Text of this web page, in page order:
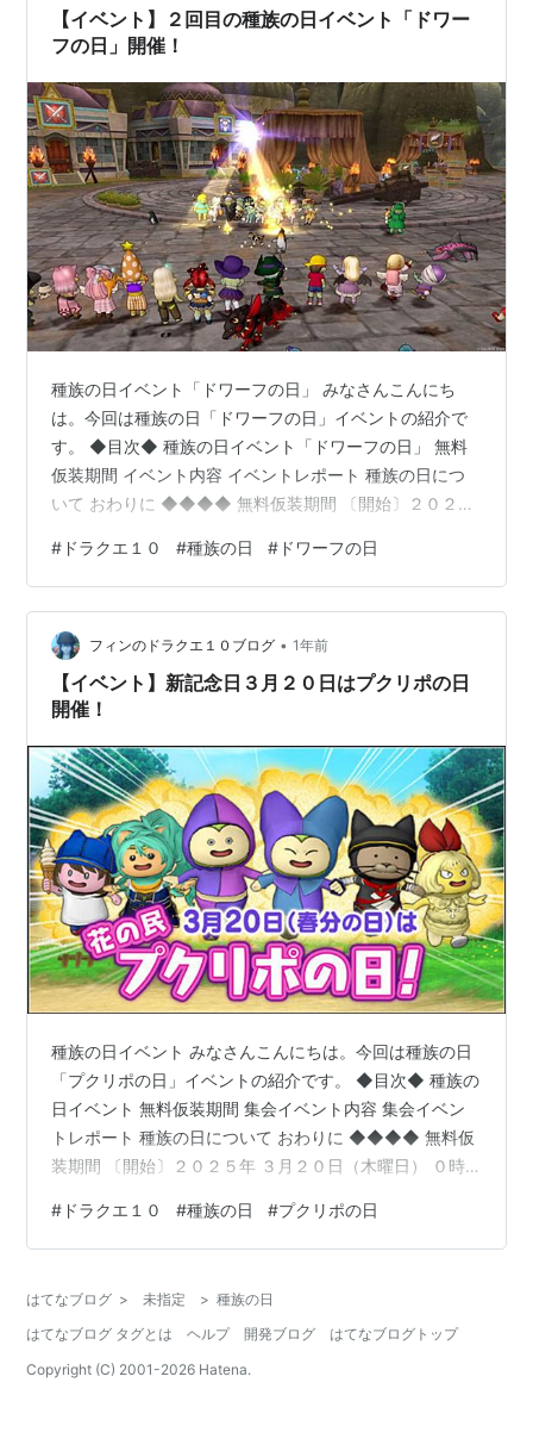
定の時間の特定の場所で集まろうと紹介されています。
特に決まったことをや…
【イベント】２回目の種族の日イベント「ドワー
フの日」開催！
種族の日イベント「ドワーフの日」 みなさんこんにち
は。今回は種族の日「ドワーフの日」イベントの紹介で
す。 ◆目次◆ 種族の日イベント「ドワーフの日」 無料
仮装期間 イベント内容 イベントレポート 種族の日につ
いて おわりに ◆◆◆◆ 無料仮装期間 〔開始〕２０２５
５月 ４日（日曜日）２３時５９分 ０時区切りで２４時間
の間だけ特定の所属の仮装メイクが無料で利用できま
す。 仮装メイクのかかっている時間は１２時間となりま
す。 イベント内容 仮装メイクが無料で利用可能な他特定
の時間の特定の場所で集まろうと紹介されています。 特
に決まったことをや…
# ドラクエ１０ #種族の日 # ドワーフの日
フィンのドラクエ１０ブログ • 1年前
【イベント】新記念日３月２０日はプクリポの日
開催！
種族の日イベント みなさんこんにちは。今回は種族の日
「プクリポの日」イベントの紹介です。 ◆目次◆ 種族の
日イベント 無料仮装期間 集会イベント内容 集会イベン
トレポート 種族の日について おわりに ◆◆◆◆ 無料仮
装期間 〔開始〕２０２５年 ３月２０日（木曜日） ０時
５９分 ０時区切りで２４時間の間だけ特定の所属の仮装
メイクが無料で利用できます。 仮装メイクのかかってい
イクが無料で利用可能な他特定の時間の特定の場所で集
まろうと紹介されています。 特に決まったことをやるわ
けではなくただ集…
# ドラクエ１０ #種族の日 #プクリポの日
はてなブログ > 未指定 > 種族の日
はてなブログ タグとは
ヘルプ 開発ブログ
はてなブログトップ
Copyright (C) 2001-2026 Hatena.